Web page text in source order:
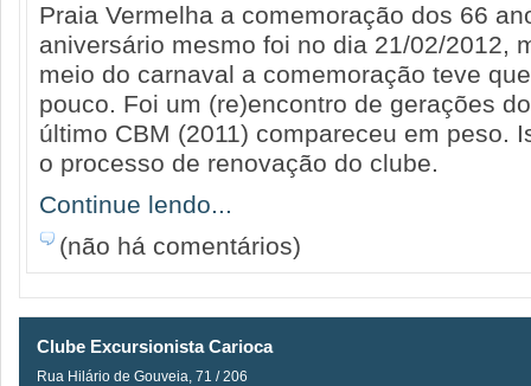
Praia Vermelha a comemoração dos 66
aniversário mesmo foi no dia 21/02/2012,
meio do carnaval a comemoração teve
pouco. Foi um (re)encontro de gerações
último CBM (2011) compareceu em peso.
o processo de renovação do clube.
Continue lendo...
(não há comentários)
Clube Excursionista Carioca
Rua Hilário de Gouveia, 71 / 206